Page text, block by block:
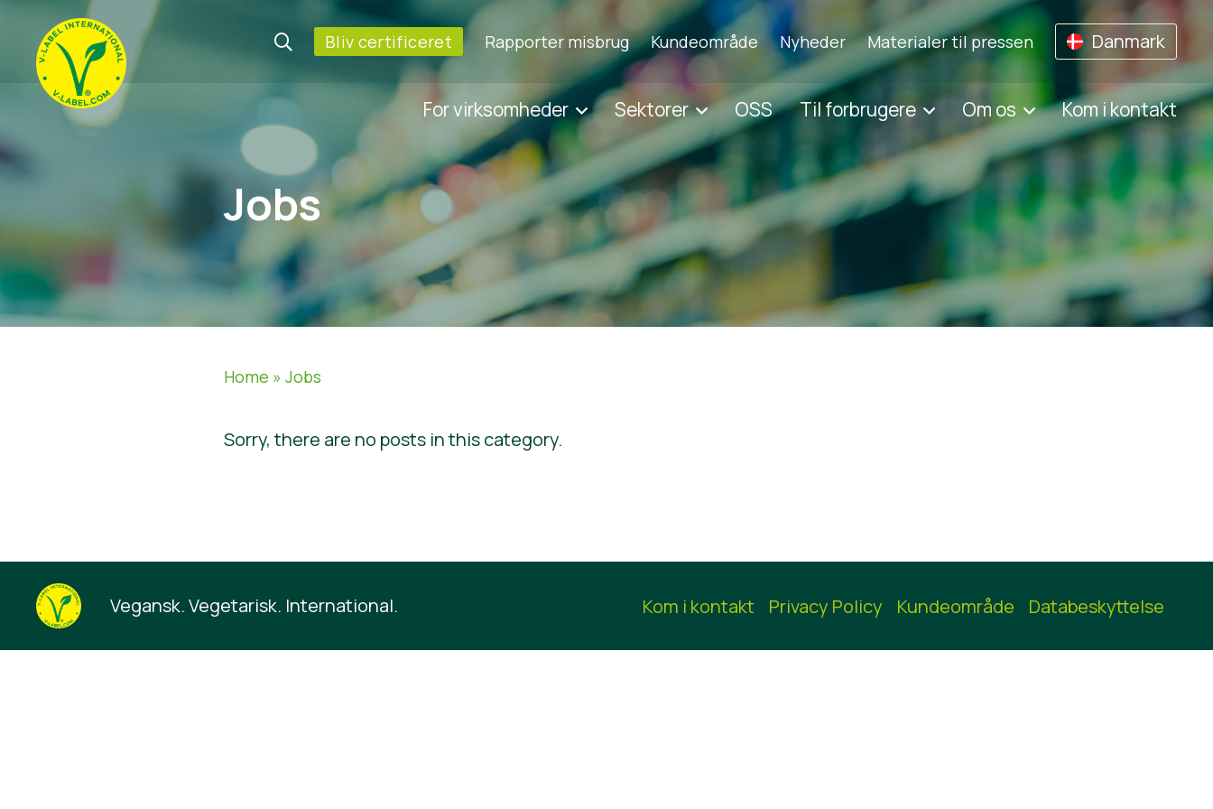
Bliv certificeret Rapporter misbrug Kundeområde Nyheder Materialer til pressen Danmark
For virksomheder Sektorer OSS Til forbrugere Om os Kom i kontakt
Jobs
Home »Jobs
Sorry, there are no posts in this category.
Vegansk. Vegetarisk. International. Kom i kontakt Privacy Policy Kundeområde Databeskyttelse